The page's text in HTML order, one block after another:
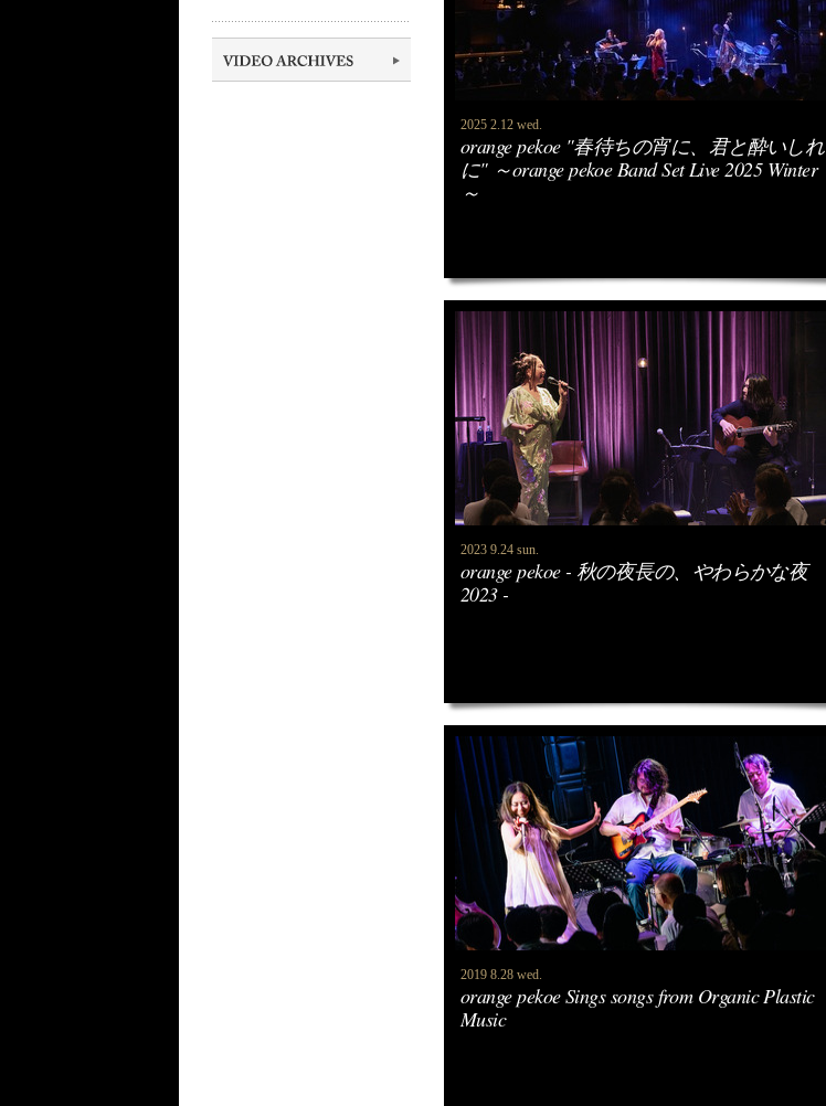
2025 2.12 wed.
orange pekoe "春待ちの宵に、君と酔いしれ
に" ～orange pekoe Band Set Live 2025 Winter
～
2023 9.24 sun.
orange pekoe - 秋の夜長の、やわらかな夜
2023 -
2019 8.28 wed.
orange pekoe Sings songs from Organic Plastic
Music